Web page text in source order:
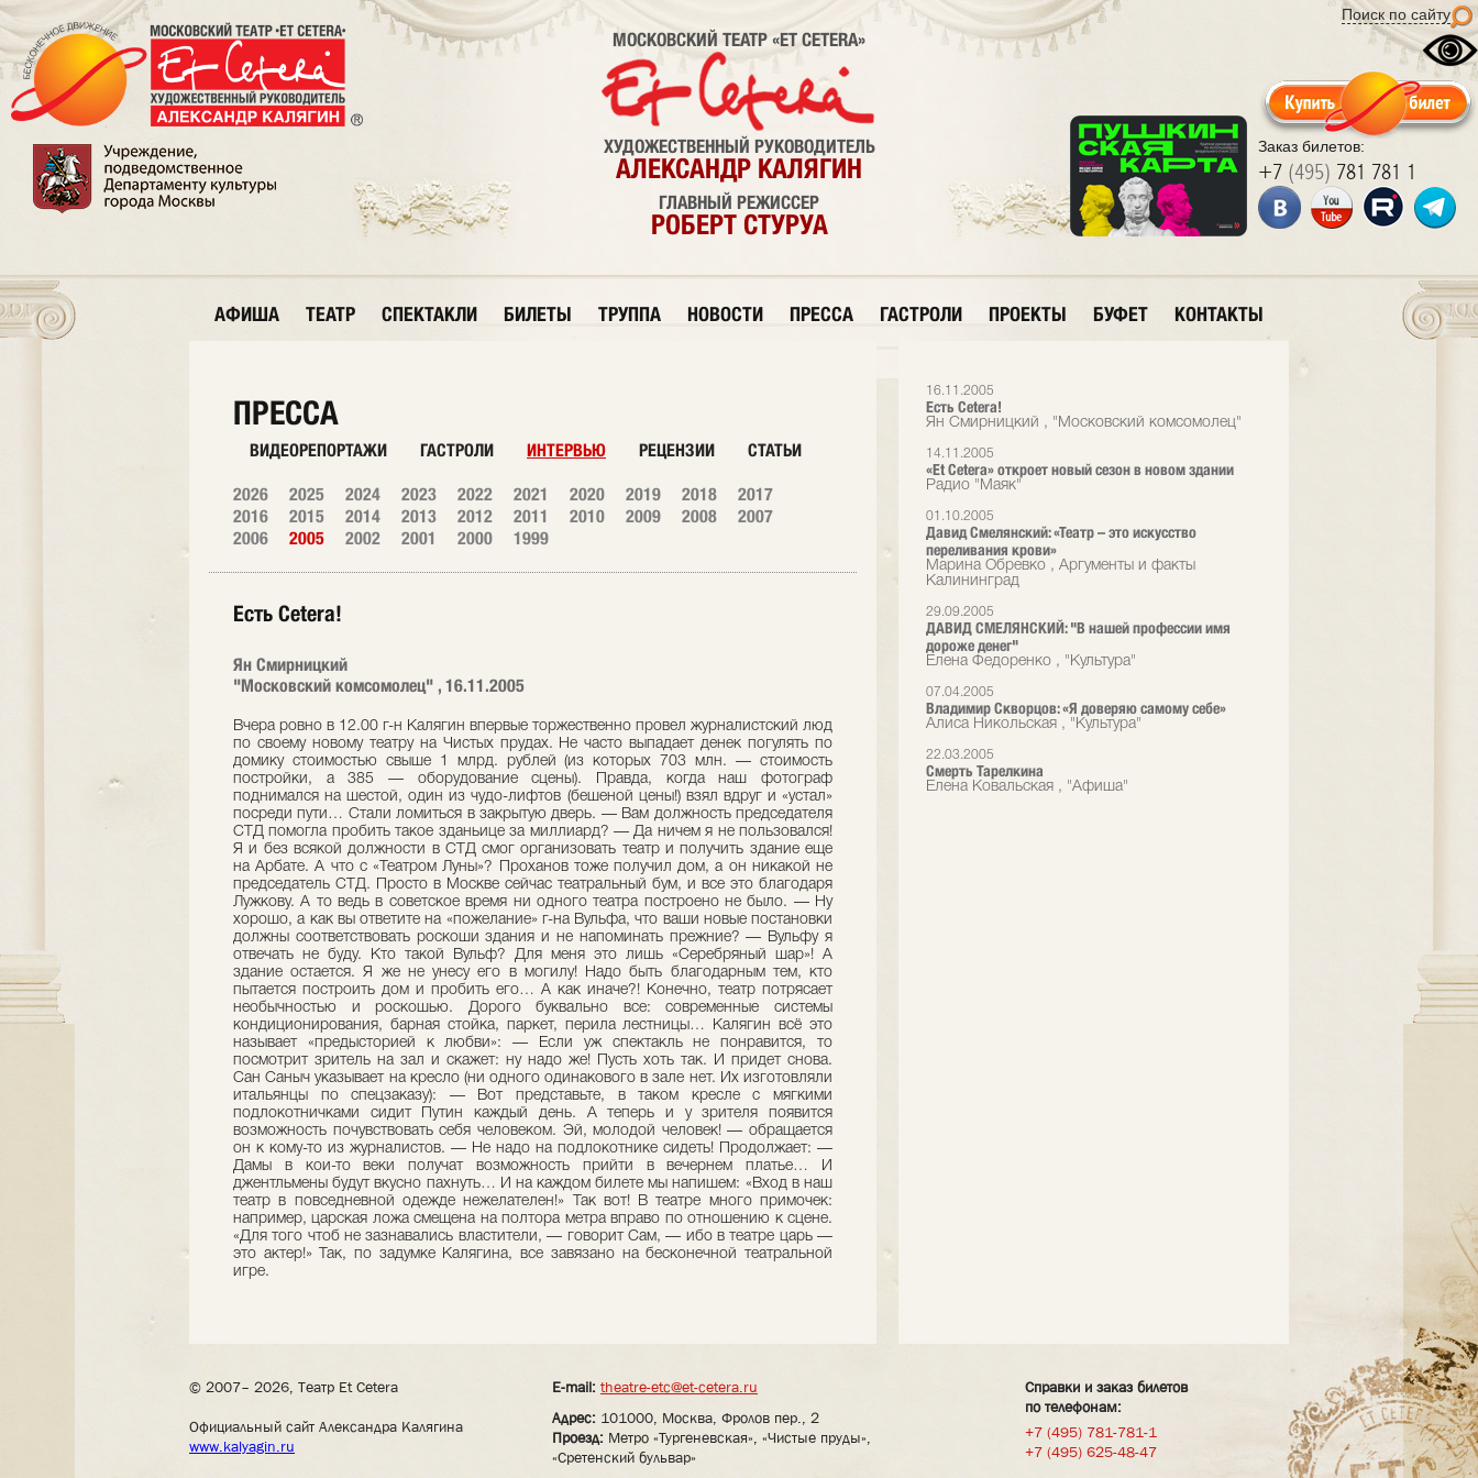
Поиск по сайту
Заказ билетов:
+7 (495) 781 781 1
МОСКОВСКИЙ ТЕАТР «ET CETERA»
ХУДОЖЕСТВЕННЫЙ РУКОВОДИТЕЛЬ
АЛЕКСАНДР КАЛЯГИН
ГЛАВНЫЙ РЕЖИССЕР
РОБЕРТ СТУРУА
АФИША ТЕАТР СПЕКТАКЛИ БИЛЕТЫ ТРУППА НОВОСТИ ПРЕССА ГАСТРОЛИ ПРОЕКТЫ БУФЕТ КОНТАКТЫ
16.11.2005
Есть Сetera!
Ян Смирницкий , "Московский комсомолец"
14.11.2005
«Et Cetera» откроет новый сезон в новом здании
Радио "Маяк"
01.10.2005
Давид Смелянский: «Театр – это искусство
переливания крови»
Марина Обревко , Аргументы и факты
Калининград
29.09.2005
ДАВИД СМЕЛЯНСКИЙ: "В нашей профессии имя
дороже денег"
Елена Федоренко , "Культура"
07.04.2005
Владимир Скворцов: «Я доверяю самому себе»
Алиса Никольская , "Культура"
22.03.2005
Смерть Тарелкина
Елена Ковальская , "Афиша"
ПРЕССА
ВИДЕОРЕПОРТАЖИ ГАСТРОЛИ ИНТЕРВЬЮ РЕЦЕНЗИИ СТАТЬИ
2026 2025 2024 2023 2022 2021 2020 2019 2018
2017
2016
2015 2014 2013 2012 2011 2010 2009 2008
2007
2006
2005 2002 2001 2000 1999
Есть Сetera!
Ян Смирницкий
"Московский комсомолец" , 16.11.2005
Вчера ровно в 12.00 г-н Калягин впервые торжественно провел журналистский люд
по своему новому театру на Чистых прудах. Не часто выпадает денек погулять по
домику стоимостью свыше 1 млрд. рублей (из которых 703 млн. — стоимость
постройки, а 385 — оборудование сцены). Правда, когда наш фотограф
поднимался на шестой, один из чудо-лифтов (бешеной цены!) взял вдруг и «устал»
посреди пути… Стали ломиться в закрытую дверь. — Вам должность председателя
СТД помогла пробить такое зданьице за миллиард? — Да ничем я не пользовался!
Я и без всякой должности в СТД смог организовать театр и получить здание еще
на Арбате. А что с «Театром Луны»? Проханов тоже получил дом, а он никакой не
председатель СТД. Просто в Москве сейчас театральный бум, и все это благодаря
Лужкову. А то ведь в советское время ни одного театра построено не было. — Ну
хорошо, а как вы ответите на «пожелание» г-на Вульфа, что ваши новые постановки
должны соответствовать роскоши здания и не напоминать прежние? — Вульфу я
отвечать не буду. Кто такой Вульф? Для меня это лишь «Серебряный шар»! А
здание остается. Я же не унесу его в могилу! Надо быть благодарным тем, кто
пытается построить дом и пробить его… А как иначе?! Конечно, театр потрясает
необычностью и роскошью. Дорого буквально все: современные системы
кондиционирования, барная стойка, паркет, перила лестницы… Калягин всё это
называет «предысторией к любви»: — Если уж спектакль не понравится, то
посмотрит зритель на зал и скажет: ну надо же! Пусть хоть так. И придет снова.
Сан Саныч указывает на кресло (ни одного одинакового в зале нет. Их изготовляли
итальянцы по спецзаказу): — Вот представьте, в таком кресле с мягкими
подлокотничками сидит Путин каждый день. А теперь и у зрителя появится
возможность почувствовать себя человеком. Эй, молодой человек! — обращается
он к кому-то из журналистов. — Не надо на подлокотнике сидеть! Продолжает: —
Дамы в кои-то веки получат возможность прийти в вечернем платье… И
джентльмены будут вкусно пахнуть… И на каждом билете мы напишем: «Вход в наш
театр в повседневной одежде нежелателен!» Так вот! В театре много примочек:
например, царская ложа смещена на полтора метра вправо по отношению к сцене.
«Для того чтоб не зазнавались властители, — говорит Сам, — ибо в театре царь —
это актер!» Так, по задумке Калягина, все завязано на бесконечной театральной
игре.
© 2007– 2026, Театр Et Cetera
Официальный сайт Александра Калягина
www.kalyagin.ru
E-mail: theatre-etc@et-cetera.ru
Адрес: 101000, Москва, Фролов пер., 2
Проезд: Метро «Тургеневская», «Чистые пруды»,
«Сретенский бульвар»
Справки и заказ билетов
по телефонам:
+7 (495) 781-781-1
+7 (495) 625-48-47